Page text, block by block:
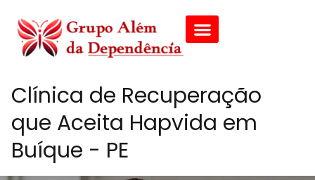
Clínica de Recuperação
que Aceita Hapvida em
Buíque - PE